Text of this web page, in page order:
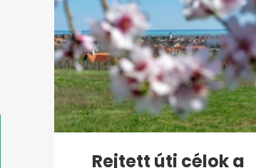
Rejtett úti célok a